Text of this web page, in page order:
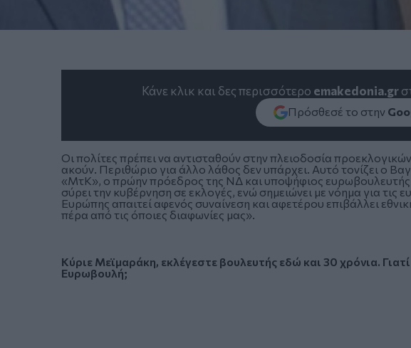
Κάνε κλικ και δες περισσότερο emakedonia.gr
Πρόσθεσέ το στην
Οι πολίτες πρέπει να αντισταθούν στην πλειοδοσία
ακούν. Περιθώριο για άλλο λάθος δεν υπάρχει. Αυτό τονίζει ο
«ΜτΚ», ο πρώην πρόεδρος της ΝΔ και υποψήφιος ευρωβουλευτής
σύρει την κυβέρνηση σε εκλογές, ενώ σημειώνει με νόημα για
Ευρώπης απαιτεί αφενός συναίνεση και αφετέρου επιβάλλει
πέρα από τις όποιες διαφωνίες μας».
Κύριε Μεϊμαράκη, εκλέγεστε βουλευτής εδώ και 30 χρόνια.
Ευρωβουλή;